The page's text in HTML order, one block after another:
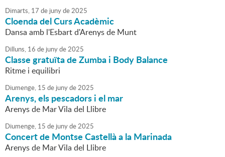
Dimarts, 17 de junyde2025
Cloenda del Curs Acadèmic
Dansa amb l'Esbart d'Arenys de Munt
Dilluns, 16 de junyde2025
Classe gratuïta de Zumba i Body Balance
Ritme i equilibri
Diumenge, 15 de junyde2025
Arenys, els pescadors i el mar
Arenys de Mar Vila del Llibre
Diumenge, 15 de junyde2025
Concert de Montse Castellà a la Marinada
Arenys de Mar Vila del Llibre